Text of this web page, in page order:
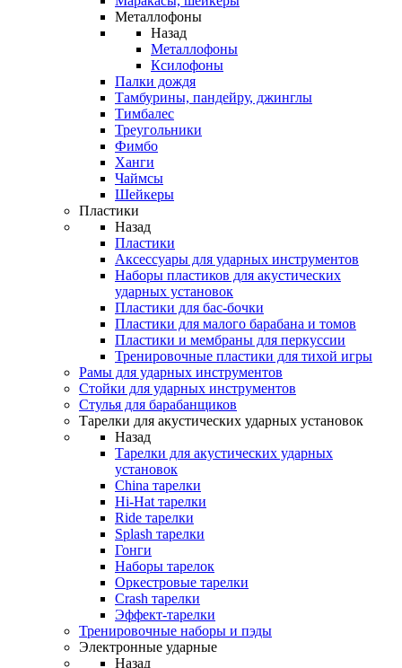
Металлофоны
Назад
Металлофоны
Ксилофоны
Палки дождя
Тамбурины, пандейру, джинглы
Тимбалес
Треугольники
Фимбо
Ханги
Чаймсы
Шейкеры
Пластики
Назад
Пластики
Аксессуары для ударных инструментов
Наборы пластиков для акустических
ударных установок
Пластики для бас-бочки
Пластики для малого барабана и томов
Пластики и мембраны для перкуссии
Тренировочные пластики для тихой игры
Рамы для ударных инструментов
Стойки для ударных инструментов
Стулья для барабанщиков
Тарелки для акустических ударных установок
Назад
Тарелки для акустических ударных
установок
China тарелки
Hi-Hat тарелки
Ride тарелки
Splash тарелки
Гонги
Наборы тарелок
Оркестровые тарелки
Сrash тарелки
Эффект-тарелки
Тренировочные наборы и пэды
Электронные ударные
Назад